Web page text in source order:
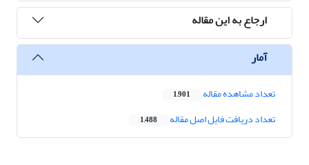
ارجاع به این مقاله
آمار
تعداد مشاهده مقاله 1,901
تعداد دریافت فایل اصل مقاله 1,488